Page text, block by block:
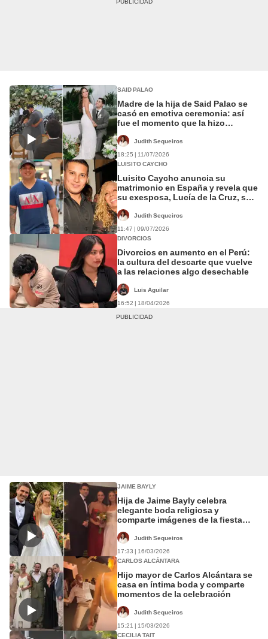
SAID PALAO
Madre de la hija de Said Palao se
casó en emotiva ceremonia: así
fue el momento que la hizo
Judith Sequeiros
18:25 | 11/07/2026
LUISITO CAYCHO
Luisito Caycho anuncia su
matrimonio en España y revela que
su exesposa, Lucía de la Cruz, será
Judith Sequeiros
11:47 | 09/07/2026
DIVORCIOS
Divorcios en aumento en el Perú:
la cultura del descarte que vuelve
a las relaciones algo desechable
Luis Aguilar
16:52 | 18/04/2026
JAIME BAYLY
Hija de Jaime Bayly celebra
elegante boda religiosa y
comparte imágenes de la fiesta
Judith Sequeiros
17:33 | 16/03/2026
CARLOS ALCÁNTARA
Hijo mayor de Carlos Alcántara se
casa en íntima boda y comparte
momentos de la celebración
Judith Sequeiros
15:21 | 15/03/2026
CECILIA TAIT